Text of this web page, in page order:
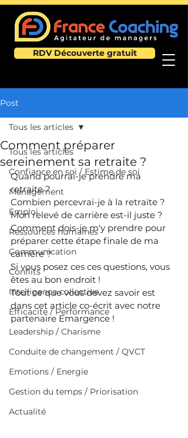
RDV Découverte gratuit
Post
Tous les articles
Confiance en soi / Estime de soi
Management
Emploi
Ressources humaines
Communication
Conflits
Intelligence collective
Efficacité / Performance
Leadership / Charisme
Conduite de changement / QVCT
Emotions / Energie
Gestion du temps / Priorisation
Actualité
Tous les articles
Comment préparer
sereinement sa retraite ?
Quand pourrai-je prendre ma
retraite ?
Combien percevrai-je à la retraite ?
Mon relevé de carrière est-il juste ?
Comment dois-je m'y prendre pour
préparer cette étape finale de ma
carrière ?
Si vous posez ces ces questions, vous
êtes au bon endroit !
Tout ce que vous devez savoir est
dans cet article co-écrit avec notre
partenaire Emargence !